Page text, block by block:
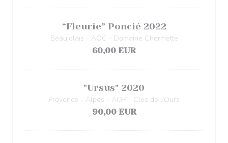
“Fleurie” Poncié 2022
Beaujolais - AOC - Domaine Chermette
60,00 EUR
"Ursus" 2020
Provence - Alpes - AOP - Clos de l'Ours
90,00 EUR